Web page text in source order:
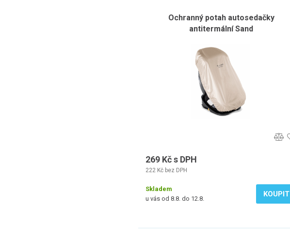
Ochranný potah autosedačky
antitermální Sand
269 Kč s DPH
222 Kč bez DPH
Skladem
u vás od 8.8. do 12.8.
KOUPIT